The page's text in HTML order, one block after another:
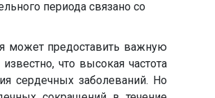
может предоставить важную
что высокая частота
сердечных заболеваний. Но